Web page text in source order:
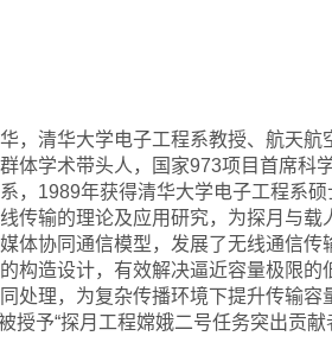
，清华大学电子工程系教授、航天
体学术带头人，国家973项目首席科
，1989年获得清华大学电子工程系
传输的理论及应用研究，为探月与
体协同通信模型，发展了无线通信
构造设计，有效解决逼近容量极限
处理，为复杂传播环境下提升传输
授予“探月工程嫦娥二号任务突出贡献